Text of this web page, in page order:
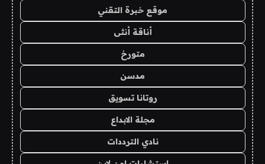
موقع خبرة التقني
أناقة أنثى
متورخ
مدسن
روتانا تسويق
مجلة الابداع
نادي الترددات